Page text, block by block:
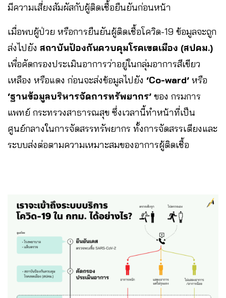
มีความเสี่ยงสัมผัสกับผู้ติดเชื้อยืนยันก่อนหน้า
เมื่อพบผู้ป่วย หรือการยืนยันผู้ติดเชื้อโควิด-19 ข้อมูลจะถูก
ส่งไปยัง สถาบันป้องกันควบคุมโรคเขตเมือง (สปคม.)
เพื่อคัดกรองประเมินอาการว่าอยู่ในกลุ่มอาการสีเขียว
เหลือง หรือแดง ก่อนจะส่งข้อมูลไปยัง ‘Co-ward’ หรือ
‘ฐานข้อมูลบริหารจัดการทรัพยากร’ ของ กรมการ
แพทย์ กระทรวงสาธารณสุข ซึ่งเวลานี้ทำหน้าที่เป็น
ศูนย์กลางในการจัดสรรทรัพยากร ทั้งการจัดสรรเตียงและ
ระบบส่งต่อตามความเหมาะสมของอาการผู้ติดเชื้อ